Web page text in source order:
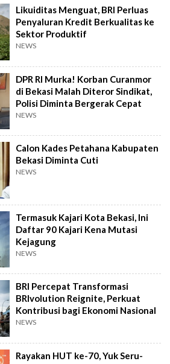
Likuiditas Menguat, BRI Perluas
Penyaluran Kredit Berkualitas ke
Sektor Produktif
NEWS
DPR RI Murka! Korban Curanmor
di Bekasi Malah Diteror Sindikat,
Polisi Diminta Bergerak Cepat
NEWS
Calon Kades Petahana Kabupaten
Bekasi Diminta Cuti
NEWS
Termasuk Kajari Kota Bekasi, Ini
Daftar 90 Kajari Kena Mutasi
Kejagung
NEWS
BRI Percepat Transformasi
BRIvolution Reignite, Perkuat
Kontribusi bagi Ekonomi Nasional
NEWS
Rayakan HUT ke-70, Yuk Seru-